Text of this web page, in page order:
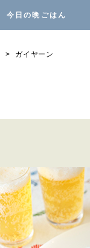
今日の晩ごはん
ガイヤーン